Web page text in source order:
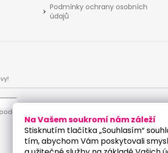
Na Vašem soukromí nám záleží
Stisknutím tlačítka „Souhlasím“
tím, abychom Vám poskytovali
podmínkami ochrany osobních údajů
Podmínky ochrany osobních
údajů